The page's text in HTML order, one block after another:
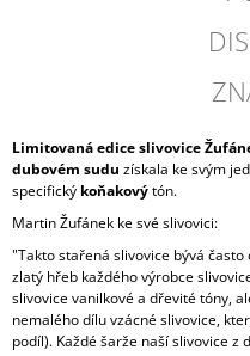
Limitovaná edice slivovice
dubovém sudu získala ke svým
specifický koňakovýtón.
Martin Žufánek ke své slivovici:
"Takto stařená slivovice bývá často
zlatý hřeb každého výrobce
slivovice vanilkové a dřevité tóny,
nemalého dílu vzácné slivovice,
podíl). Každé šarže naší slivovice z